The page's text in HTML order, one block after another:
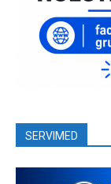
SERVIMED